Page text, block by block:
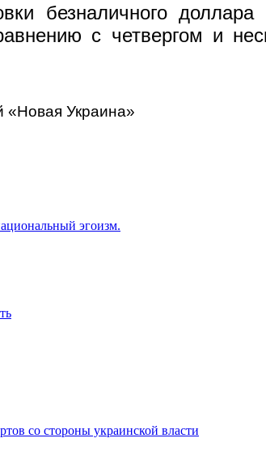
безналичного
с четвергом и
«Новая Украина»
эгоизм.
со стороны украинской власти